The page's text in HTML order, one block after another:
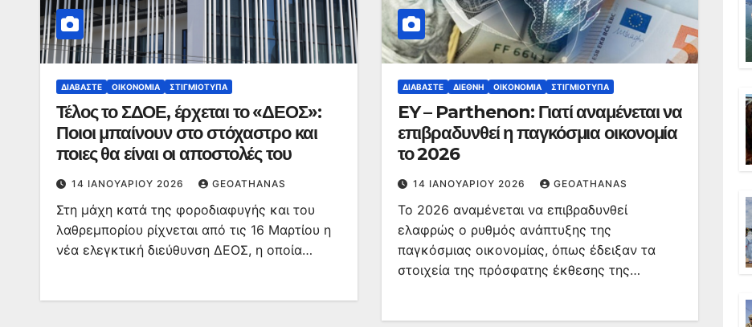
ΔΙΑΒΆΣΤΕ ΟΙΚΟΝΟΜΊΑ ΣΤΙΓΜΙΌΤΥΠΑ
Τέλος το ΣΔΟΕ, έρχεται το «ΔΕΟΣ»:
Ποιοι μπαίνουν στο στόχαστρο και
ποιες θα είναι οι αποστολές του
14 ΙΑΝΟΥΑΡΊΟΥ 2026 GEOATHANAS
Στη μάχη κατά της φοροδιαφυγής και του
λαθρεμπορίου ρίχνεται από τις 16 Μαρτίου η
νέα ελεγκτική διεύθυνση ΔΕΟΣ, η οποία…
ΔΙΑΒΆΣΤΕ ΔΙΕΘΝΉ ΟΙΚΟΝΟΜΊΑ ΣΤΙΓΜΙΌΤΥΠΑ
EY – Parthenon: Γιατί αναμένεται να
επιβραδυνθεί η παγκόσμια οικονομία
το 2026
14 ΙΑΝΟΥΑΡΊΟΥ 2026 GEOATHANAS
Το 2026 αναμένεται να επιβραδυνθεί
ελαφρώς ο ρυθμός ανάπτυξης της
παγκόσμιας οικονομίας, όπως έδειξαν τα
στοιχεία της πρόσφατης έκθεσης της…